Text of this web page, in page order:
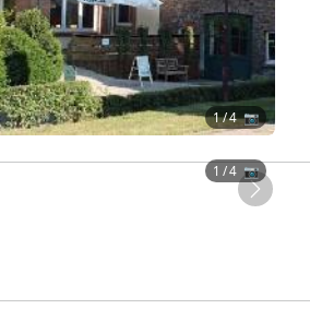
1/ 4 📷
Weiter
1 / 4 📷